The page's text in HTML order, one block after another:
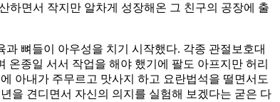
하면서 작지만 알차게 성장해온 그 친구의 공장에 출
뼈들이 아우성을 치기 시작했다. 각종 관절보호대
종일 서서 작업을 해야 했기에 팔도 아프지만 허리
아내가 주무르고 맛사지 하고 요란법석을 떨면서도
을 견디면서 자신의 의지를 실험해 보겠다는 굳은 다